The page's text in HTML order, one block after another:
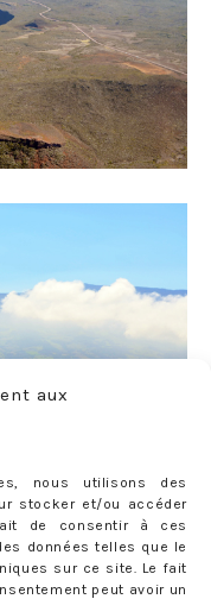
aux
nous utilisons des
stocker et/ou accéder
de consentir à ces
données telles que le
sur ce site. Le fait
peut avoir un